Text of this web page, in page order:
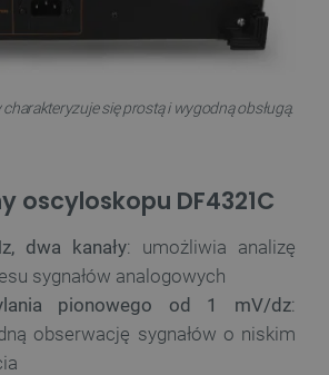
się prostą i wygodną obsługą.
oscyloskopu DF4321C
dwa kanały: umożliwia analizę
sygnałów analogowych
pionowego od 1 mV/dz:
obserwację sygnałów o niskim